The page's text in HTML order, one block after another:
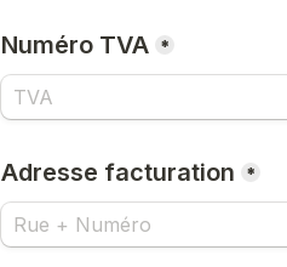
Numéro TVA *
Adresse facturation *